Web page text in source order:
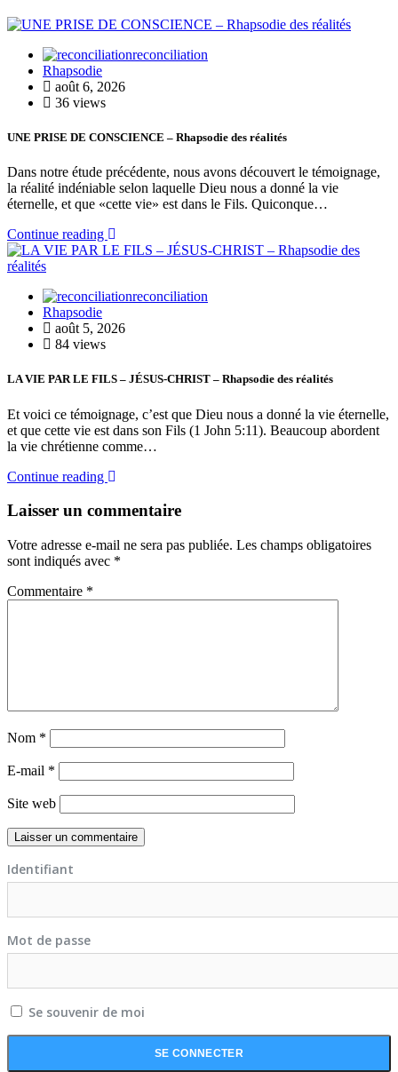
reconciliation
Rhapsodie
août 6, 2026
36 views
UNE PRISE DE CONSCIENCE – Rhapsodie des réalités
Dans notre étude précédente, nous avons découvert le témoignage,
la réalité indéniable selon laquelle Dieu nous a donné la vie
éternelle, et que «cette vie» est dans le Fils. Quiconque…
Continue reading
reconciliation
Rhapsodie
août 5, 2026
84 views
LA VIE PAR LE FILS – JÉSUS-CHRIST – Rhapsodie des réalités
Et voici ce témoignage, c’est que Dieu nous a donné la vie éternelle,
et que cette vie est dans son Fils (1 John 5:11). Beaucoup abordent
la vie chrétienne comme…
Continue reading
Laisser un commentaire
Votre adresse e-mail ne sera pas publiée. Les champs obligatoires
sont indiqués avec *
Commentaire *
Nom *
E-mail *
Site web
Identifiant
Mot de passe
Se souvenir de moi